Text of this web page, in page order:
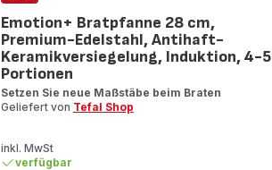
Emotion+ Bratpfanne 28 cm,
Premium-Edelstahl, Antihaft-
Keramikversiegelung, Induktion, 4-5
Portionen
Setzen Sie neue Maßstäbe beim Braten
Geliefert von Tefal Shop
inkl. MwSt
verfügbar